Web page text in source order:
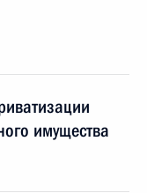
имущества